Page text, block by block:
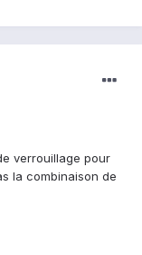
verrouillage pour
la combinaison de